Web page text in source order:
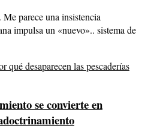
parece una insistencia
impulsa un «nuevo».. sistema de
se convierte en